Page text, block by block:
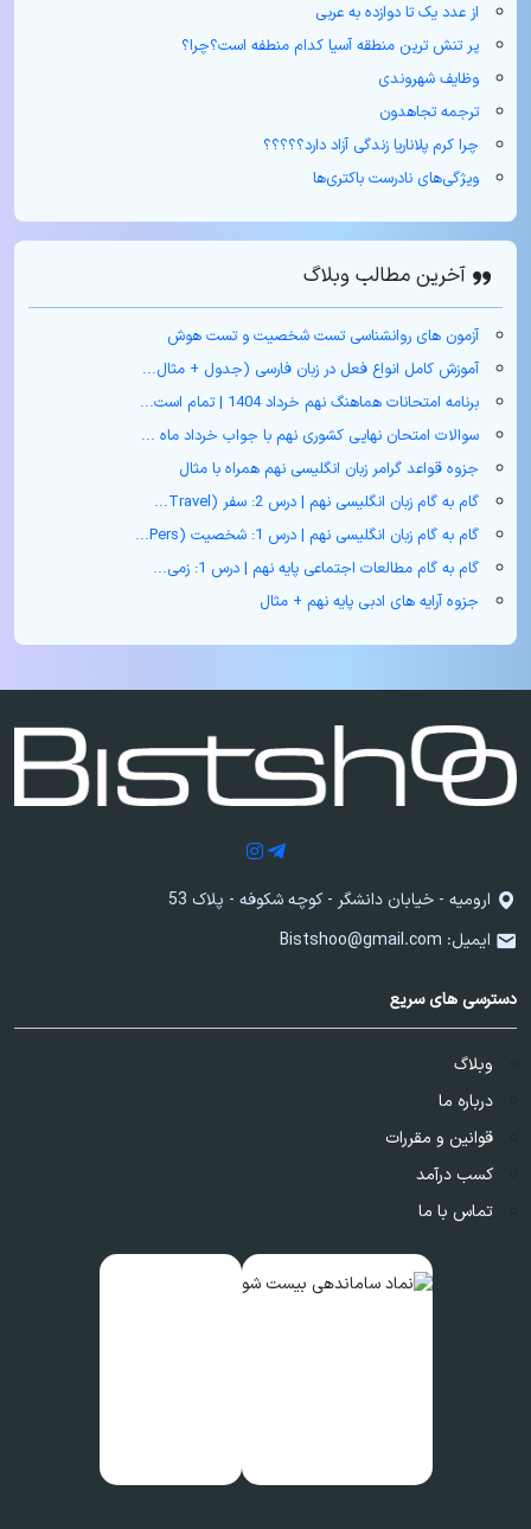
از عدد یک تا دوازده به عربی
پر تنش ترین منطقه آسیا کدام منطفه است؟چرا؟
وظایف شهروندی
ترجمه تجاهدون
چرا کرم پلاناریا زندگی آزاد دارد؟؟؟؟؟
ویژگی‌های نادرست باکتری‌ها
آخرین مطالب وبلاگ
آزمون های روانشناسی تست شخصیت و تست هوش
آموزش کامل انواع فعل در زبان فارسی (جدول + مثال‌...
برنامه امتحانات هماهنگ نهم خرداد 1404 | تمام است...
سوالات امتحان نهایی کشوری نهم با جواب خرداد ماه ...
جزوه قواعد گرامر زبان انگلیسی نهم همراه با مثال
گام به گام زبان انگلیسی نهم | درس 2: سفر (Travel...
گام به گام زبان انگلیسی نهم | درس 1: شخصیت (Pers...
گام به گام مطالعات اجتماعی پایه نهم | درس 1: زمی...
جزوه آرایه های ادبی پایه نهم + مثال
ارومیه - خیابان دانشگر - کوچه شکوفه - پلاک 53
ایمیل: Bistshoo@gmail.com
دسترسی های سریع
وبلاگ
درباره ما
قوانین و مقررات
کسب درآمد
تماس با ما